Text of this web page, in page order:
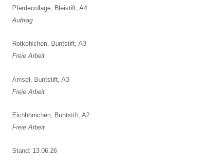
Pferdecollage, Bleistift, A4
Auftrag
Rotkehlchen, Buntstift, A3
Freie Arbeit
Amsel, Buntstift, A3
Freie Arbeit
Eichhörnchen, Buntstift, A2
Freie Arbeit
Stand: 13.06.26